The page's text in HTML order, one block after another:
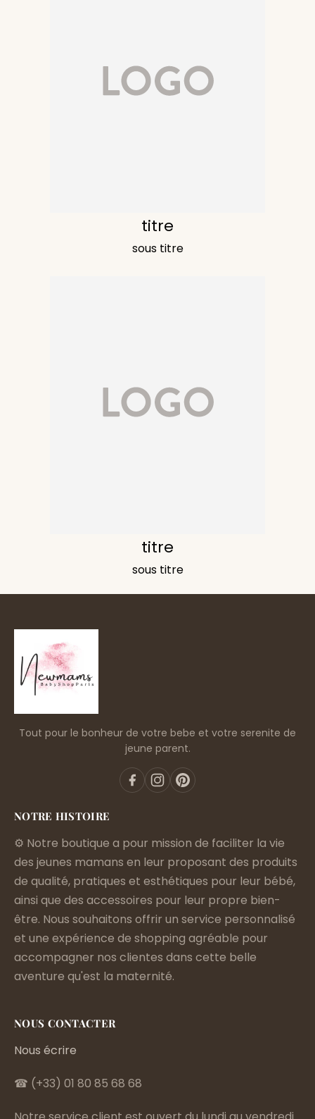
titre
sous titre
titre
sous titre
Tout pour le bonheur de votre bebe et votre serenite de
jeune parent.
NOTRE HISTOIRE
⚙️ Notre boutique a pour mission de faciliter la vie
des jeunes mamans en leur proposant des produits
de qualité, pratiques et esthétiques pour leur bébé,
ainsi que des accessoires pour leur propre bien-
être. Nous souhaitons offrir un service personnalisé
et une expérience de shopping agréable pour
accompagner nos clientes dans cette belle
aventure qu'est la maternité.
NOUS CONTACTER
Nous écrire
☎ (+33) 01 80 85 68 68